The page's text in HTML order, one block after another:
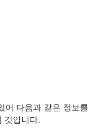
어 다음과 같은 정보를
것입니다.